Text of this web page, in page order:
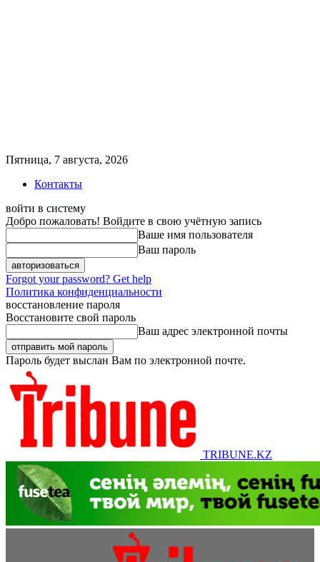
Пятница, 7 августа, 2026
Контакты
войти в систему
Добро пожаловать! Войдите в свою учётную запись
Ваше имя пользователя
Ваш пароль
Forgot your password? Get help
Политика конфиденциальности
восстановление пароля
Восстановите свой пароль
Ваш адрес электронной почты
Пароль будет выслан Вам по электронной почте.
TRIBUNE.KZ